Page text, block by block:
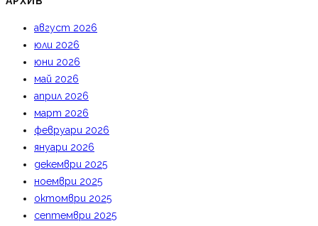
август 2026
юли 2026
юни 2026
май 2026
април 2026
март 2026
февруари 2026
януари 2026
декември 2025
ноември 2025
октомври 2025
септември 2025